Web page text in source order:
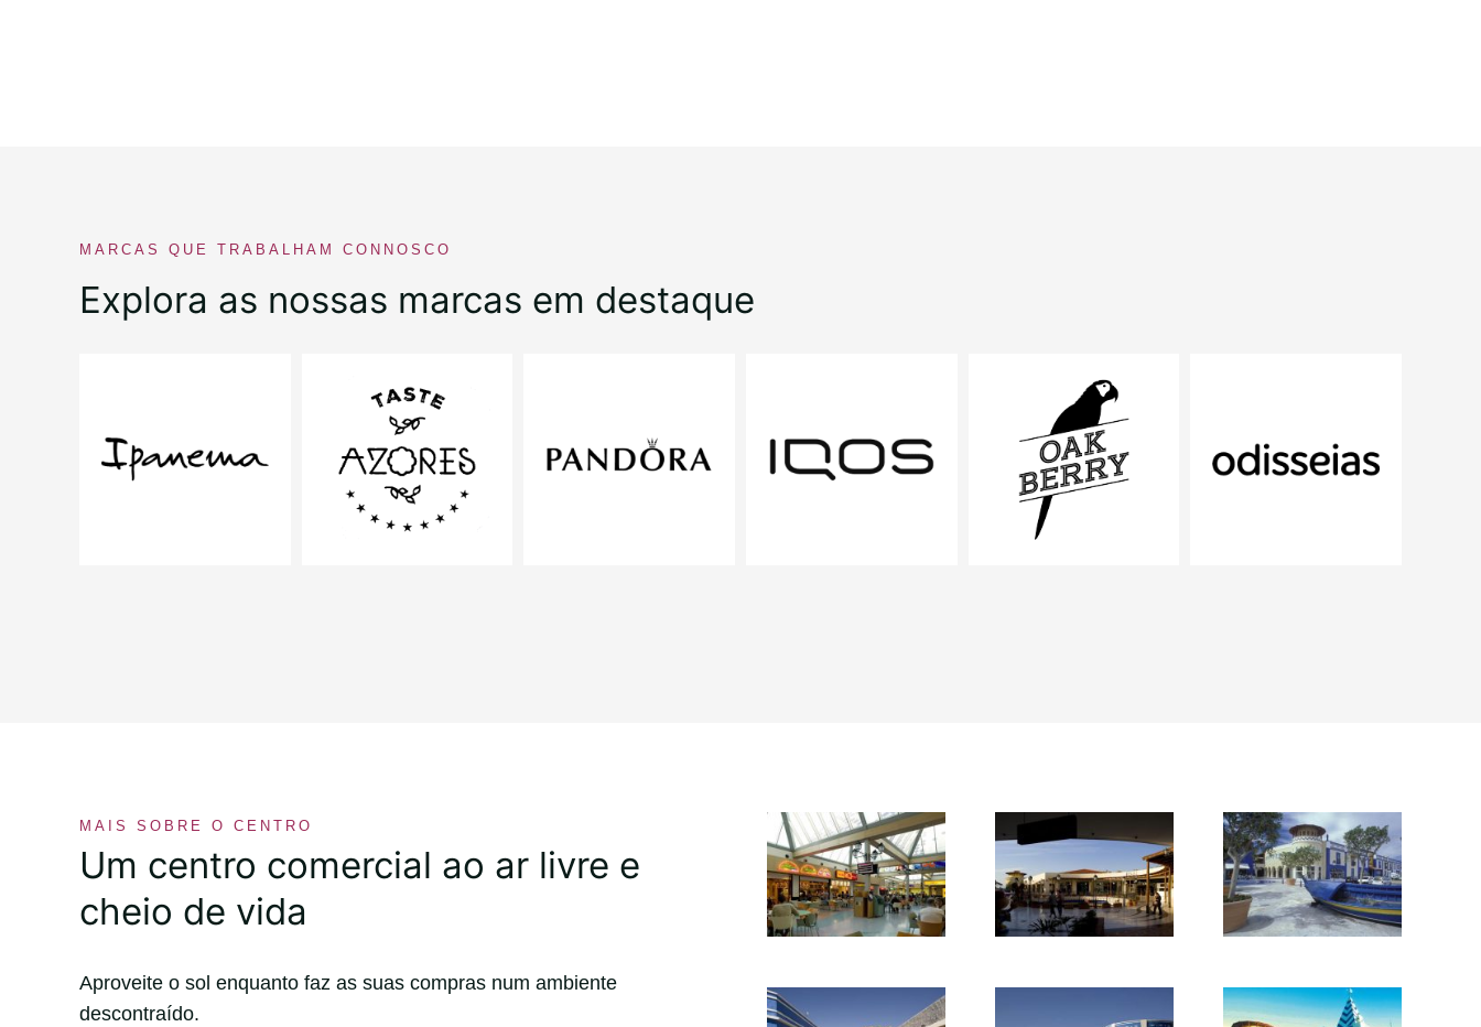
MARCAS QUE TRABALHAM CONNOSCO
Explora as nossas marcas em destaque
MAIS SOBRE O CENTRO
Um centro comercial ao ar livre e
cheio de vida
Aproveite o sol enquanto faz as suas compras num ambiente
descontraído.